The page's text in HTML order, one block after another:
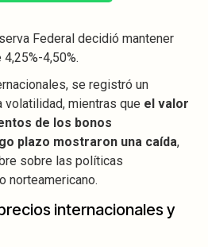
Federal decidió mantener
4,50%.
se registró un
mientras que el valor
de los bonos
plazo mostraron una caída,
sobre las políticas
norteamericano.
internacionales y